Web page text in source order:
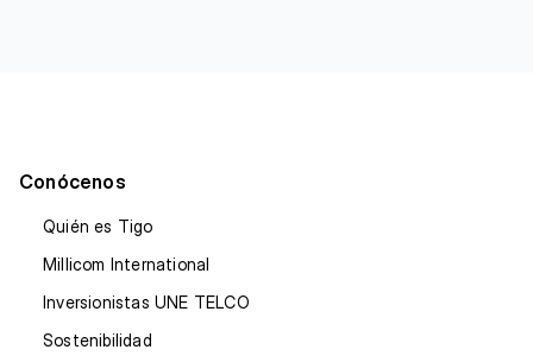
Conócenos
Quién es Tigo
Millicom International
Inversionistas UNE TELCO
Sostenibilidad